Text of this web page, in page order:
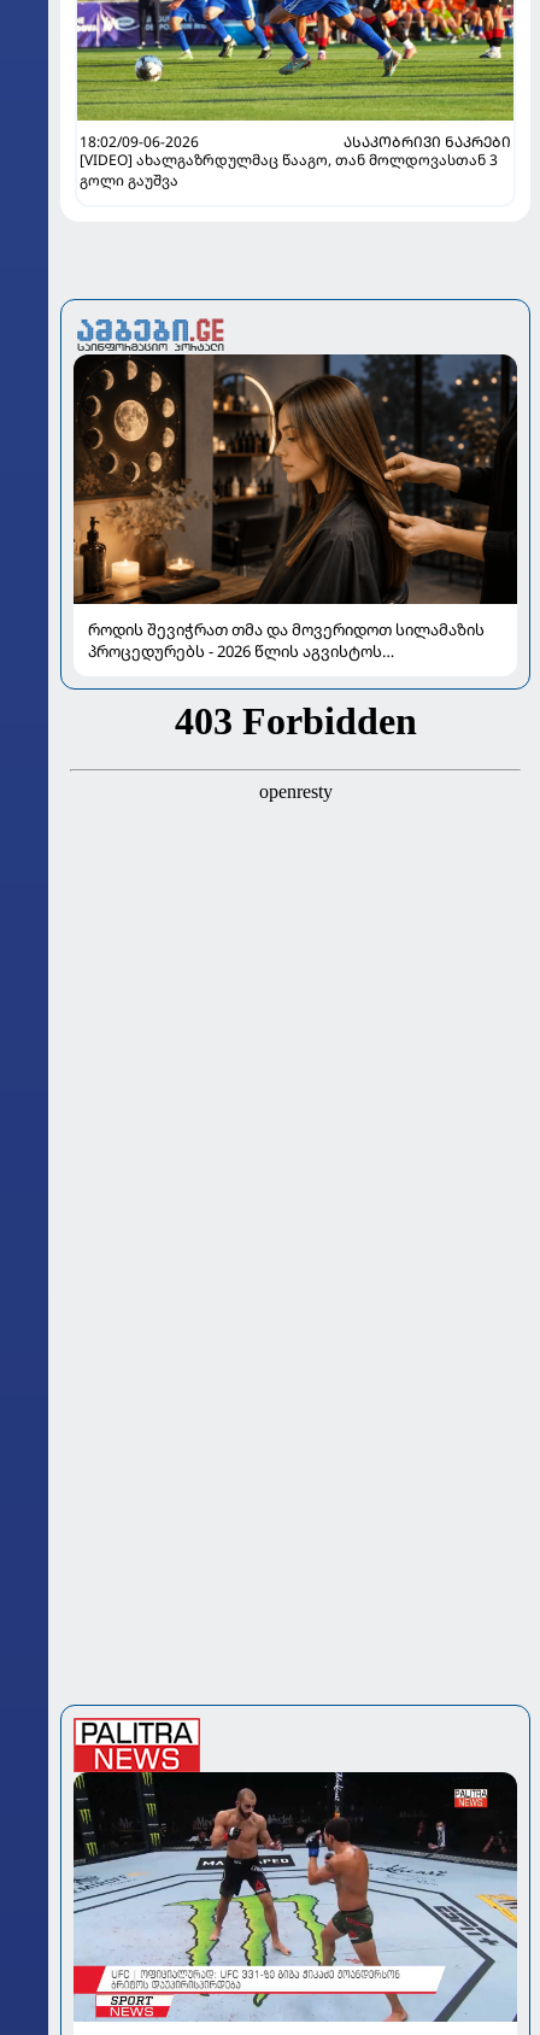
18:02/09-06-2026
ᲐᲡᲐᲙᲝᲑᲠᲘᲕᲘ ᲜᲐᲙᲠᲔᲑᲘ
[VIDEO] ახალგაზრდულმაც წააგო, თან მოლდოვასთან 3
გოლი გაუშვა
როდის შევიჭრათ თმა და მოვერიდოთ სილამაზის
პროცედურებს - 2026 წლის აგვისტოს